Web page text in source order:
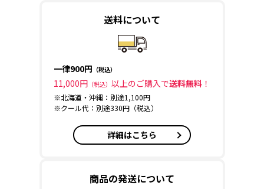
送料について
一律900円 （税込）
11,000円 （税込） 以上のご購入で送料無料！
※北海道・沖縄：別途1,100円
※クール代：別途330円（税込）
詳細はこちら
商品の発送について